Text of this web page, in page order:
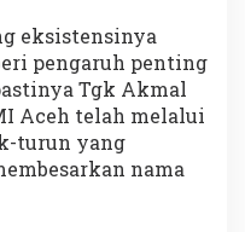
eksistensinya
pengaruh penting
Tgk Akmal
Aceh telah melalui
turun yang
nama